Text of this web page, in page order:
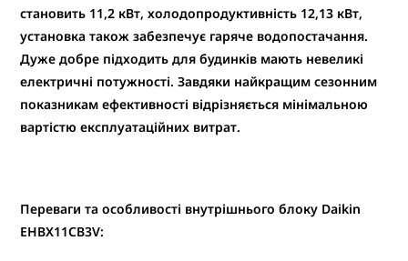
становить 11,2 кВт, холодопродуктивність 12,13 кВт,
установка також забезпечує гаряче водопостачання.
Дуже добре підходить для будинків мають невеликі
електричні потужності. Завдяки найкращим сезонним
показникам ефективності відрізняється мінімальною
вартістю експлуатаційних витрат.
Переваги та особливості внутрішнього блоку Daikin
EHBX11CB3V: